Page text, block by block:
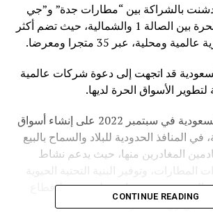
دشنت بالشراكة بين “مطارات جدة” و”جي
إيه اتش” للأسواق الحرة بين الصالة 1 والشمالية، حيث تضم أكثر
قد اتجهت إلى دعوة شركات عالمية
الأسواق الحرة لديها.
ووافقت الحكومة السعودية في سبتمبر 2022 على إنشاء أسواق
المنافذ الحدودية للبلاد والسماح بالبيع
المغادرين منها، حيث يدعم نشاط
المطارات، وتوفير البنية التحتية الحيوية
السعودية، وسيساعد على تنشيط قطاع
رؤية السعودية 2030.
CONTINUE READING